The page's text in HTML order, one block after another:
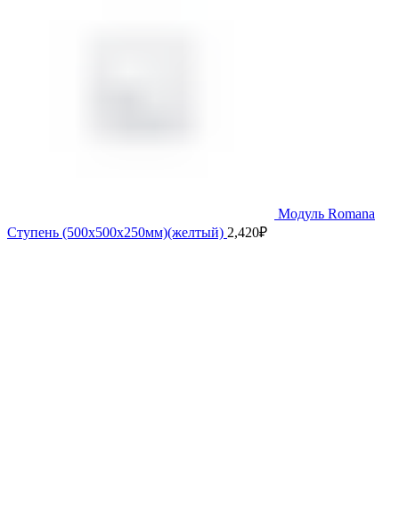
Модуль Romana
Ступень (500х500х250мм)(желтый) 2,420₽